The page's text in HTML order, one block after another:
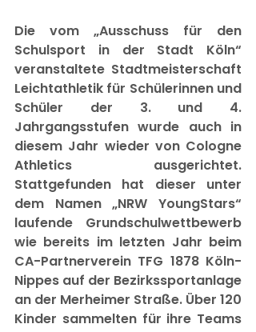
Die vom „Ausschuss für den
Schulsport in der Stadt Köln“
veranstaltete Stadtmeisterschaft
Leichtathletik für Schülerinnen und
Schüler der 3. und 4.
Jahrgangsstufen wurde auch in
diesem Jahr wieder von Cologne
Athletics ausgerichtet.
Stattgefunden hat dieser unter
dem Namen „NRW YoungStars“
laufende Grundschulwettbewerb
wie bereits im letzten Jahr beim
CA-Partnerverein TFG 1878 Köln-
Nippes auf der Bezirkssportanlage
an der Merheimer Straße. Über 120
Kinder sammelten für ihre Teams